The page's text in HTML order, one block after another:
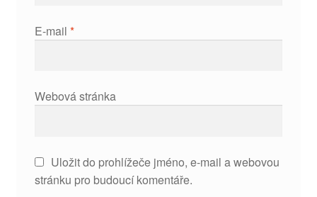
E-mail *
Webová stránka
Uložit do prohlížeče jméno, e-mail a webovou
stránku pro budoucí komentáře.